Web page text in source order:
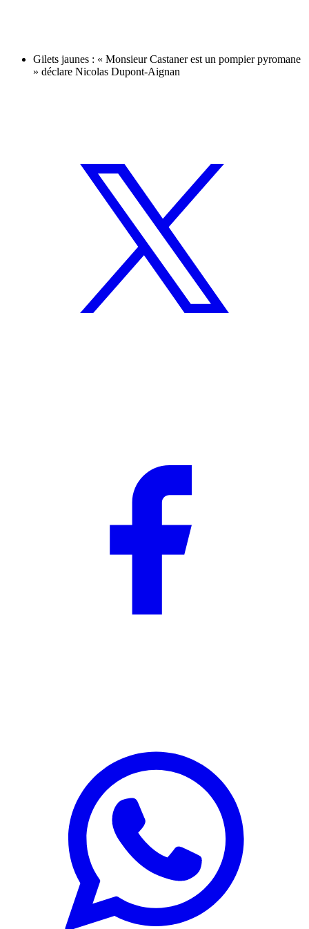
Gilets jaunes : « Monsieur Castaner est un pompier pyromane
» déclare Nicolas Dupont-Aignan